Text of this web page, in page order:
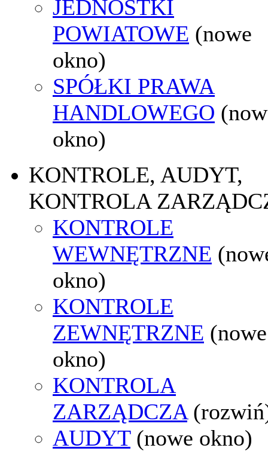
JEDNOSTKI
POWIATOWE (nowe
okno)
SPÓŁKI PRAWA
HANDLOWEGO
okno)
KONTROLE, AUDYT,
KONTROLA
KONTROLE
WEWNĘTRZNE
okno)
KONTROLE
ZEWNĘTRZNE (nowe
okno)
KONTROLA
ZARZĄDCZA
AUDYT (nowe okno)